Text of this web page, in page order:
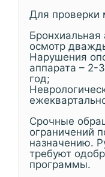
Для проверки
Бронхиальная
осмотр
Нарушения
аппарата – 2-
год;
Срочные
ограничений
назначению.
требуют
программы.